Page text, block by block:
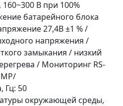
160~300 В при 100%
батарейного блока
27,4В ±1 % /
напряжения /
замыкания / низкий
/ Мониторинг RS-
Гц: 50
окружающей среды,